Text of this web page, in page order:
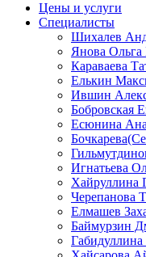
Цены и услуги
Специалисты
Шихалев
Янова Ольга
Караваева
Елькин
Ившин
Бобровская
Есюнина
Игнатьева
Хайруллина
Черепанова
Елмашев
Баймурзин